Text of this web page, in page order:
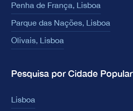
Penha de França, Lisboa
Parque das Nações, Lisboa
Olivais, Lisboa
Pesquisa por Cidade Popular
Lisboa